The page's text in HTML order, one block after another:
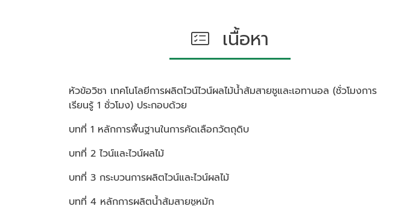
เนื้อหา
หัวข้อวิชา เทคโนโลยีการผลิตไวน์ไวน์ผลไม้น้ำส้มสายชูและเอทานอล (ชั่วโมงการ
เรียนรู้ 1 ชั่วโมง) ประกอบด้วย
บทที่ 1 หลักการพื้นฐานในการคัดเลือกวัตถุดิบ
บทที่ 2 ไวน์และไวน์ผลไม้
บทที่ 3 กระบวนการผลิตไวน์และไวน์ผลไม้
บทที่ 4 หลักการผลิตน้ำส้มสายชูหมัก